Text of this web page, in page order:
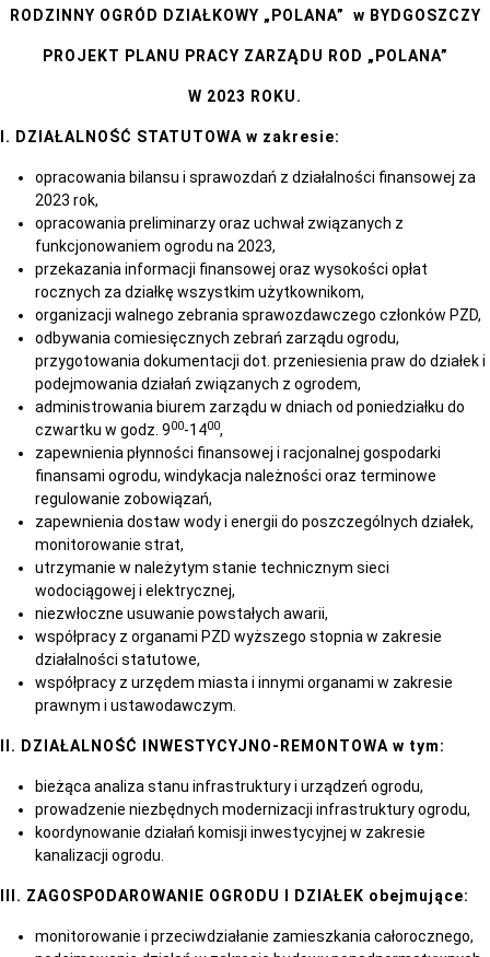
RODZINNY OGRÓD DZIAŁKOWY „POLANA” w BYDGOSZCZY
PROJEKT PLANU PRACY ZARZĄDU ROD „POLANA”
W 2023 ROKU.
I. DZIAŁALNOŚĆ STATUTOWA w zakresie:
opracowania bilansu i sprawozdań z działalności finansowej za
2023 rok,
opracowania preliminarzy oraz uchwał związanych z
funkcjonowaniem ogrodu na 2023,
przekazania informacji finansowej oraz wysokości opłat
rocznych za działkę wszystkim użytkownikom,
organizacji walnego zebrania sprawozdawczego członków PZD,
odbywania comiesięcznych zebrań zarządu ogrodu,
przygotowania dokumentacji dot. przeniesienia praw do działek i
podejmowania działań związanych z ogrodem,
administrowania biurem zarządu w dniach od poniedziałku do
czwartku w godz. 900-1400,
zapewnienia płynności finansowej i racjonalnej gospodarki
finansami ogrodu, windykacja należności oraz terminowe
regulowanie zobowiązań,
zapewnienia dostaw wody i energii do poszczególnych działek,
monitorowanie strat,
utrzymanie w należytym stanie technicznym sieci
wodociągowej i elektrycznej,
niezwłoczne usuwanie powstałych awarii,
współpracy z organami PZD wyższego stopnia w zakresie
działalności statutowe,
współpracy z urzędem miasta i innymi organami w zakresie
prawnym i ustawodawczym.
II. DZIAŁALNOŚĆ INWESTYCYJNO-REMONTOWA w tym:
bieżąca analiza stanu infrastruktury i urządzeń ogrodu,
prowadzenie niezbędnych modernizacji infrastruktury ogrodu,
koordynowanie działań komisji inwestycyjnej w zakresie
kanalizacji ogrodu.
III. ZAGOSPODAROWANIE OGRODU I DZIAŁEK obejmujące:
monitorowanie i przeciwdziałanie zamieszkania całorocznego,